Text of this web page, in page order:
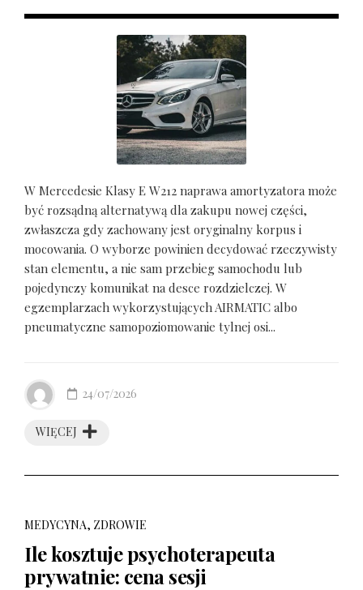
W Mercedesie Klasy E W212 naprawa amortyzatora może
być rozsądną alternatywą dla zakupu nowej części,
zwłaszcza gdy zachowany jest oryginalny korpus i
mocowania. O wyborze powinien decydować rzeczywisty
stan elementu, a nie sam przebieg samochodu lub
pojedynczy komunikat na desce rozdzielczej. W
egzemplarzach wykorzystujących AIRMATIC albo
pneumatyczne samopoziomowanie tylnej osi...
WIĘCEJ
24/07/2026
MEDYCYNA, ZDROWIE
Ile kosztuje psychoterapeuta
prywatnie: cena sesji